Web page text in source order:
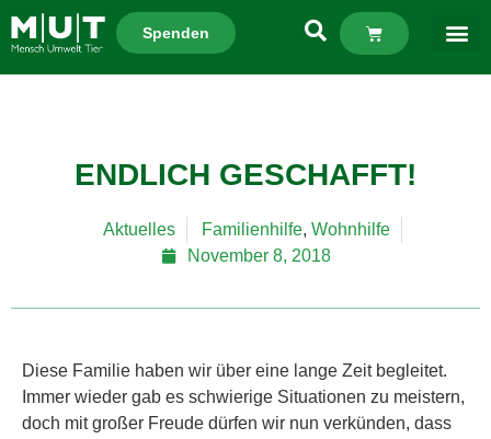
Spenden
ENDLICH GESCHAFFT!
Aktuelles Familienhilfe, Wohnhilfe
November 8, 2018
Diese Familie haben wir über eine lange Zeit begleitet.
Immer wieder gab es schwierige Situationen zu meistern,
doch mit großer Freude dürfen wir nun verkünden, dass